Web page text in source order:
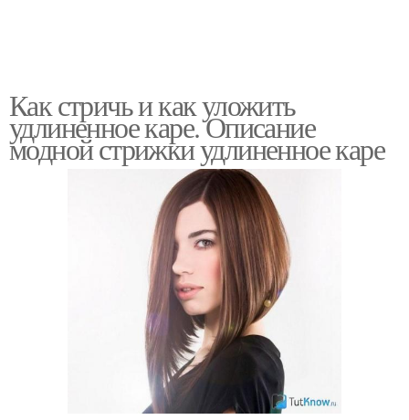
Как стричь и как уложить
удлиненное каре. Описание
модной стрижки удлиненное каре